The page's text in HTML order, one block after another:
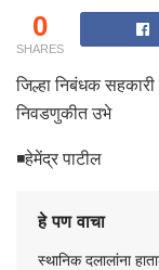
0
SHARES
जिल्हा निबंधक सहकारी
निवडणुकीत उभे
◾हेमेंद्र पाटील
हे पण वाचा
स्थानिक दलालांना